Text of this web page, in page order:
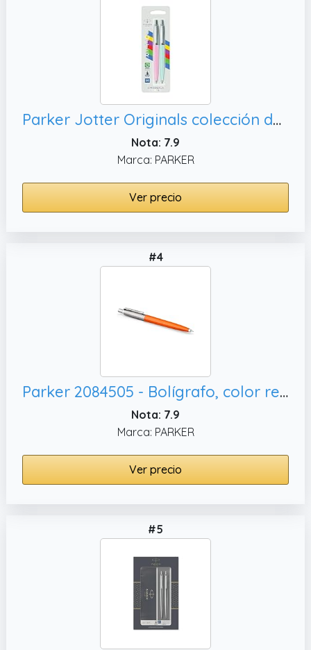
Parker Jotter Originals colección de bolígrafos pastel | colores surtidos de los años 50 | punta mediana | tinta azul | 2 unidades
Nota: 7.9
Marca: PARKER
Ver precio
#4
Parker 2084505 - Bolígrafo, color retro naranja
Nota: 7.9
Marca: PARKER
Ver precio
#5